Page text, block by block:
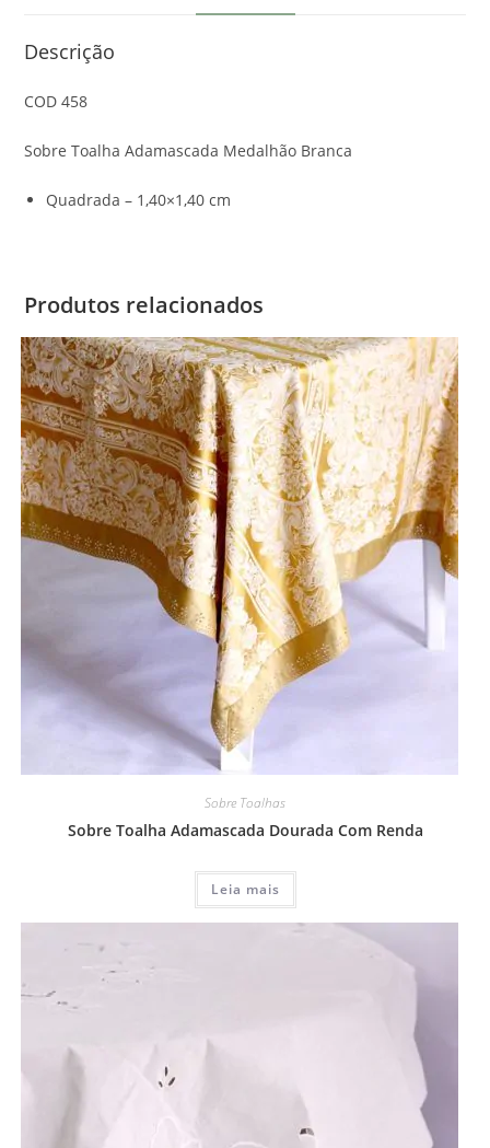
Descrição
COD 458
Sobre Toalha Adamascada Medalhão Branca
Quadrada – 1,40×1,40 cm
Produtos relacionados
Sobre Toalhas
Sobre Toalha Adamascada Dourada Com Renda
Leia mais